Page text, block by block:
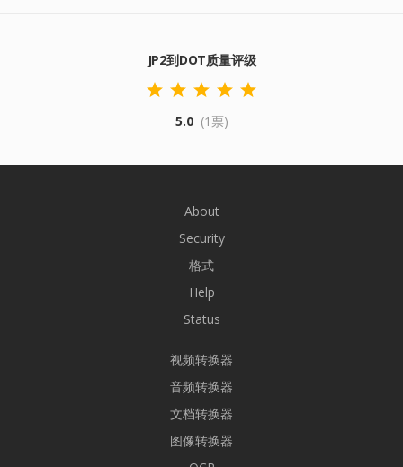
JP2到DOT质量评级
5.0 (1票)
About
Security
格式
Help
Status
视频转换器
音频转换器
文档转换器
图像转换器